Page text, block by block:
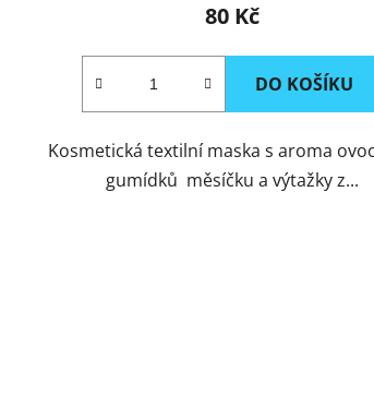
80 Kč
DO KOŠÍKU
Kosmetická textilní maska s aroma
gumídků měsíčku a výtažky z...